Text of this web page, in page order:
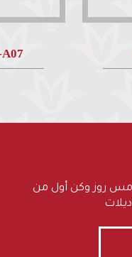
روز وكن أول من